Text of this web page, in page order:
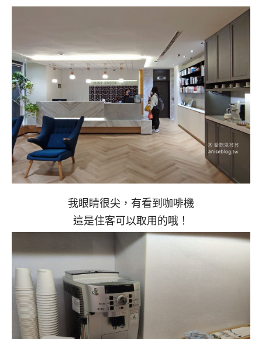
我眼睛很尖，有看到咖啡機
這是住客可以取用的哦！